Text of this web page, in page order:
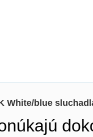
White/blue